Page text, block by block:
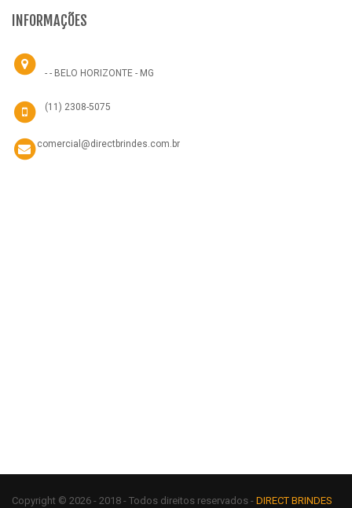
INFORMAÇÕES
- - BELO HORIZONTE - MG
(11) 2308-5075
comercial@directbrindes.com.br
Copyright © 2026 - 2018 - Todos direitos reservados - DIRECT BRINDES